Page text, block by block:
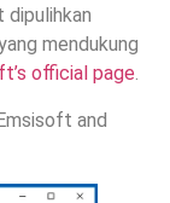
mendukung
official page.
and